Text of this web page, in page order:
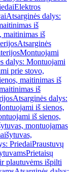
Elektros
Atsarginės dalys:
iš
maitinimas iš
Atsarginės
Montuojami
dalys: Montuojami
prie stovo,
maitinimas iš
iš
Atsarginės dalys:
iš sienos,
iš sienos,
montuojamas
PriedaiPraustuvų
Prietaisų
plautuvėms išpilti